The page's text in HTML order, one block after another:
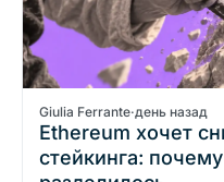
Giulia Ferrante·день назад
Ethereum хочет
стейкинга: